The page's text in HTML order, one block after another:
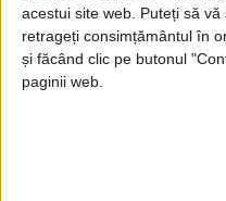
acestui site web. Puteți să
retrageți consimțământul în
și făcând clic pe butonul
paginii web.
Tags: Bogdan Gheorghiu